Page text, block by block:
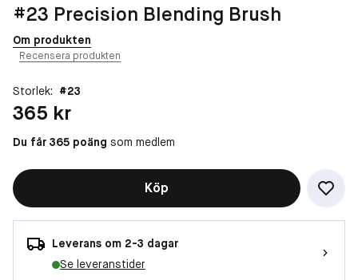
#23 Precision Blending Brush
Om produkten
Recensera produkten
Storlek: #23
Pris: 365 kr
365 kr
Du får 365 poäng som medlem
Köp
Leverans om 2-3 dagar
Se leveranstider